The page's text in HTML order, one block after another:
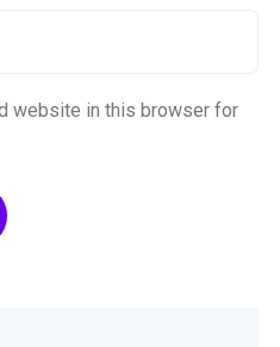
website in this browser for